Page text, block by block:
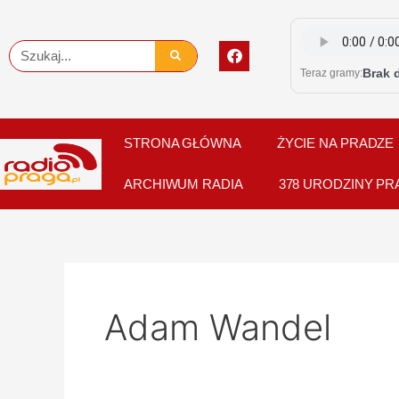
content
Szukaj
F
a
c
o
o
k
Teraz gramy:Brak
STRONA GŁÓWNA ŻYCIE NA PRADZE
ARCHIWUM RADIA 378 URODZINY
Adam Wandel